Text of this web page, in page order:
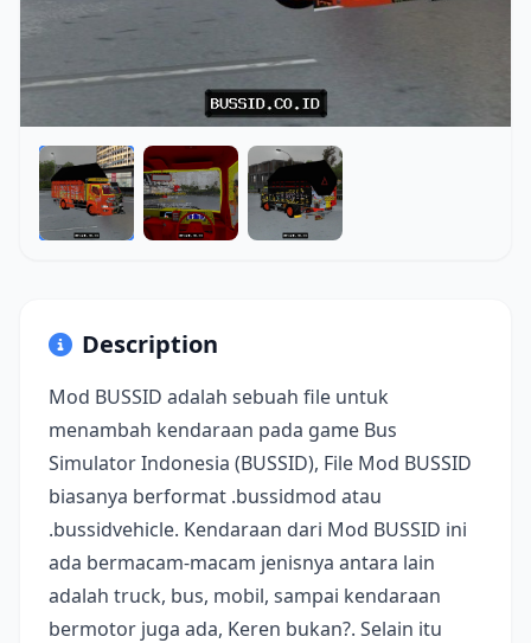
Description
Mod BUSSID adalah sebuah file untuk
menambah kendaraan pada game Bus
Simulator Indonesia (BUSSID), File Mod BUSSID
biasanya berformat .bussidmod atau
.bussidvehicle. Kendaraan dari Mod BUSSID ini
ada bermacam-macam jenisnya antara lain
adalah truck, bus, mobil, sampai kendaraan
bermotor juga ada, Keren bukan?. Selain itu